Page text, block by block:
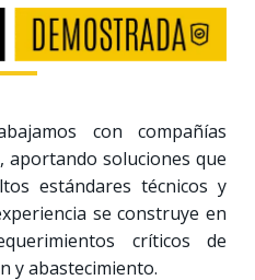
con compañías
aportando soluciones que
estándares técnicos y
se construye en
críticos de
y abastecimiento.